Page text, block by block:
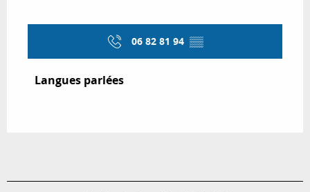
06 82 81 94 ▒▒
Langues parlées
Langues parlées